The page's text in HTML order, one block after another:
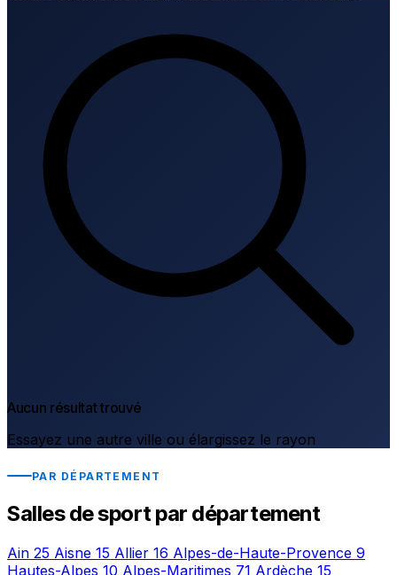
Aucun résultat trouvé
Essayez une autre ville ou élargissez le rayon
PAR DÉPARTEMENT
Salles de sport par département
Ain 25 Aisne 15 Allier 16 Alpes-de-Haute-Provence 9
Hautes-Alpes 10 Alpes-Maritimes 71 Ardèche 15